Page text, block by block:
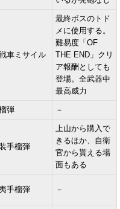
車ミサイル
最終ボスのトド
メに使用する。
難易度「OF
THE END」クリ
ア報酬としても
登場。全武器中
最高威力
弾 －
手榴弾
上山から購入で
きるほか、自衛
官から貰える場
面もある
手榴弾 －